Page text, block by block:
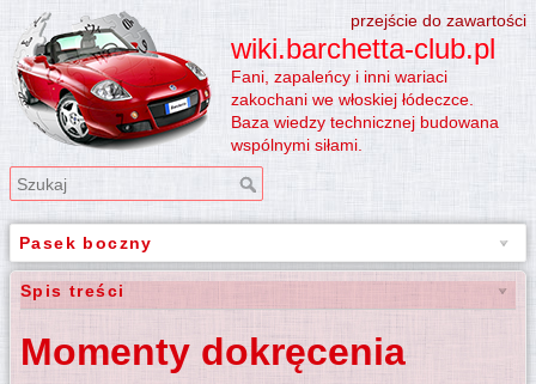
przejście do zawartości
wiki.barchetta-club.pl
Fani, zapaleńcy i inni wariaci
zakochani we włoskiej łódeczce.
Baza wiedzy technicznej budowana
wspólnymi siłami.
Pasek boczny
Spis treści
Momenty dokręcenia